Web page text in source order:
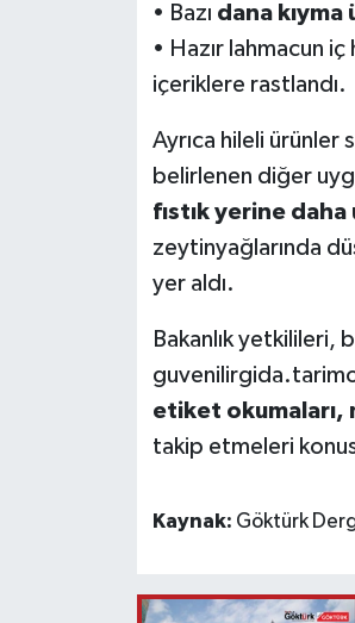
• Bazı dana kıyma
• Hazır lahmacun iç
içeriklere rastlandı.
Ayrıca hileli ürünler
belirlenen diğer
fıstık yerine daha
zeytinyağlarında
yer aldı.
Bakanlık yetkilileri,
etiket okumaları,
takip etmeleri
Kaynak: Göktürk